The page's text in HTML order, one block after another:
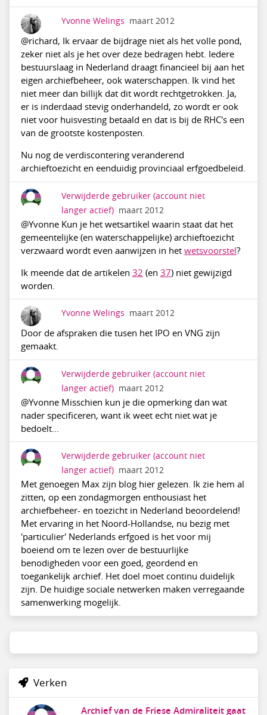
Yvonne Welings maart 2012
@richard, Ik ervaar de bijdrage niet als het volle pond,
zeker niet als je het over deze bedragen hebt. Iedere
bestuurslaag in Nederland draagt financieel bij aan het
eigen archiefbeheer, ook waterschappen. Ik vind het
niet meer dan billijk dat dit wordt rechtgetrokken. Ja,
er is inderdaad stevig onderhandeld, zo wordt er ook
niet voor huisvesting betaald en dat is bij de RHC's een
van de grootste kostenposten.
Nu nog de verdiscontering veranderend
archieftoezicht en eenduidig provinciaal erfgoedbeleid.
Verwijderde gebruiker (account niet
langer actief) maart 2012
@Yvonne Kun je het wetsartikel waarin staat dat het
gemeentelijke (en waterschappelijke) archieftoezicht
verzwaard wordt even aanwijzen in het wetsvoorstel?
Ik meende dat de artikelen 32 (en 37) niet gewijzigd
worden.
Yvonne Welings maart 2012
Door de afspraken die tusen het IPO en VNG zijn
gemaakt.
Verwijderde gebruiker (account niet
langer actief) maart 2012
@Yvonne Misschien kun je die opmerking dan wat
nader specificeren, want ik weet echt niet wat je
bedoelt...
Verwijderde gebruiker (account niet
langer actief) maart 2012
Met genoegen Max zijn blog hier gelezen. Ik zie hem al
zitten, op een zondagmorgen enthousiast het
archiefbeheer- en toezicht in Nederland beoordelend!
Met ervaring in het Noord-Hollandse, nu bezig met
'particulier' Nederlands erfgoed is het voor mij
boeiend om te lezen over de bestuurlijke
benodigheden voor een goed, geordend en
toegankelijk archief. Het doel moet continu duidelijk
zijn. De huidige sociale netwerken maken verregaande
samenwerking mogelijk.
Verken
Archief van de Friese Admiraliteit gaat